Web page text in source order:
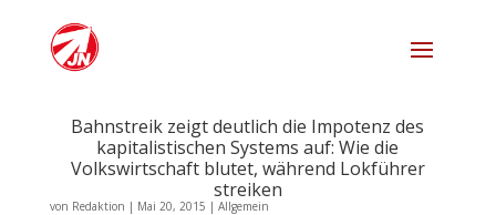
Bahnstreik zeigt deutlich die Impotenz des
kapitalistischen Systems auf: Wie die
Volkswirtschaft blutet, während Lokführer
streiken
von Redaktion | Mai 20, 2015 | Allgemein